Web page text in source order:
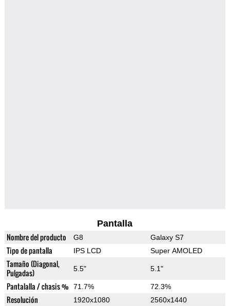
Pantalla
Nombre del producto G8 Galaxy S7
Tipo de pantalla IPS LCD Super AMOLED
Tamaño (Diagonal,
Pulgadas)
5.5" 5.1"
Pantalalla / chasis % 71.7% 72.3%
Resolución 1920x1080 2560x1440